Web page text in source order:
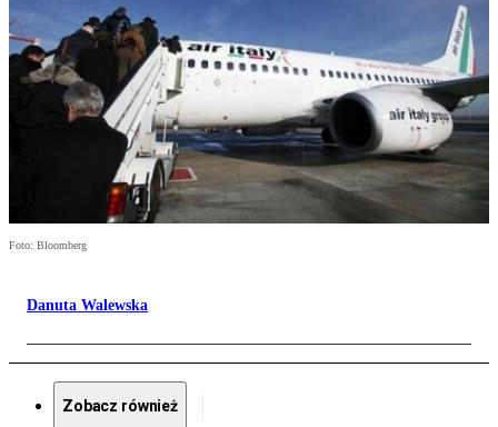
Foto: Bloomberg
Danuta Walewska
Zobacz również